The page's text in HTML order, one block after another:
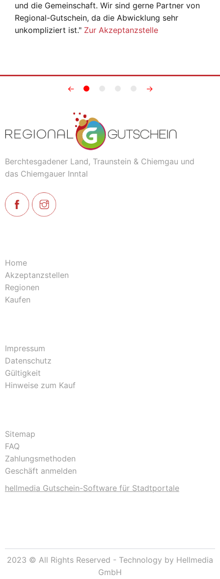
und die Gemeinschaft. Wir sind gerne Partner von
Regional-Gutschein, da die Abwicklung sehr
unkompliziert ist." Zur Akzeptanzstelle
← →
Berchtesgadener Land, Traunstein & Chiemgau und
das Chiemgauer Inntal
Home
Akzeptanzstellen
Regionen
Kaufen
Impressum
Datenschutz
Gültigkeit
Hinweise zum Kauf
Sitemap
FAQ
Zahlungsmethoden
Geschäft anmelden
hellmedia Gutschein-Software für Stadtportale
2023 © All Rights Reserved - Technology by Hellmedia
GmbH